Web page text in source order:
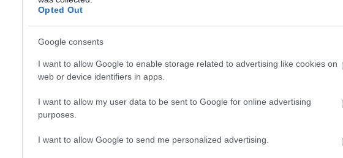
Opted Out
Google consents
I want to allow Google to enable storage related to advertising like cookies on
web or device identifiers in apps.
I want to allow my user data to be sent to Google for online advertising
purposes.
I want to allow Google to send me personalized advertising.
ΕΙΔΗΣΕΙΣ ΣΗΜΕΡΑ
Β.Πούτιν: «Πράσινο φως» για την πώληση του 30% του
μεγαλύτερου αεροδρομίου της Μόσχας
Η «Πύλη της Κόλασης»: Ο κρατήρας που καίει
Βίντεο-ντοκουμέντο από τη φονική σύγκρουση στις